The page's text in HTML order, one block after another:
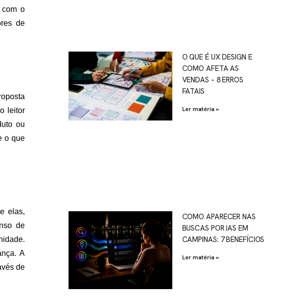
com o
de
leitor
ou
o que
elas,
de
A
de
O QUE É UX DESIGN E
COMO AFETA AS
VENDAS – 8 ERROS
FATAIS
Ler matéria »
COMO APARECER NAS
BUSCAS POR IAS EM
CAMPINAS: 7 BENEFÍCIOS
Ler matéria »